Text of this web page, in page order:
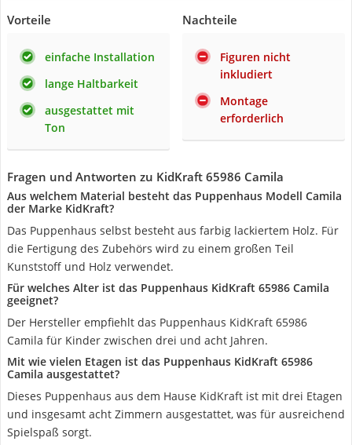
Vorteile
einfache Installation
lange Haltbarkeit
ausgestattet mit
Ton
Nachteile
Figuren nicht
inkludiert
Montage
erforderlich
Fragen und Antworten zu KidKraft 65986 Camila
Aus welchem Material besteht das Puppenhaus Modell Camila
der Marke KidKraft?
Das Puppenhaus selbst besteht aus farbig lackiertem Holz. Für
die Fertigung des Zubehörs wird zu einem großen Teil
Kunststoff und Holz verwendet.
Für welches Alter ist das Puppenhaus KidKraft 65986 Camila
geeignet?
Der Hersteller empfiehlt das Puppenhaus KidKraft 65986
Camila für Kinder zwischen drei und acht Jahren.
Mit wie vielen Etagen ist das Puppenhaus KidKraft 65986
Camila ausgestattet?
Dieses Puppenhaus aus dem Hause KidKraft ist mit drei Etagen
und insgesamt acht Zimmern ausgestattet, was für ausreichend
Spielspaß sorgt.